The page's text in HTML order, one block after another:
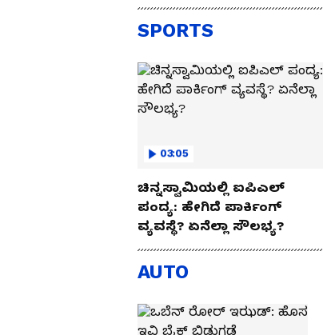
ಪೀಸ್!
SPORTS
03:05
ಚಿನ್ನಸ್ವಾಮಿಯಲ್ಲಿ ಐಪಿಎಲ್‌
ಪಂದ್ಯ: ಹೇಗಿದೆ ಪಾರ್ಕಿಂಗ್
ವ್ಯವಸ್ಥೆ? ಏನೆಲ್ಲಾ ಸೌಲಭ್ಯ?
AUTO